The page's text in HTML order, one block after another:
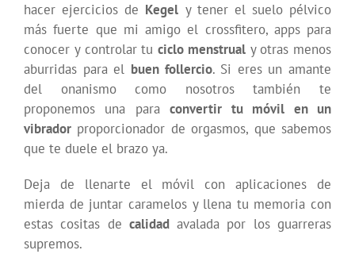
hacer ejercicios de Kegel y tener el suelo pélvico
más fuerte que mi amigo el crossfitero, apps para
conocer y controlar tu ciclo menstrualy otras menos
aburridas para el buen follercio. Si eres un amante
del onanismo como nosotros también te
proponemos una paraconvertir tu móvil en un
vibrador proporcionador de orgasmos, que sabemos
que te duele el brazo ya.
Deja de llenarte el móvil con aplicaciones de
mierda de juntar caramelos y llena tu memoria con
estas cositas de calidadavalada por los guarreras
supremos.